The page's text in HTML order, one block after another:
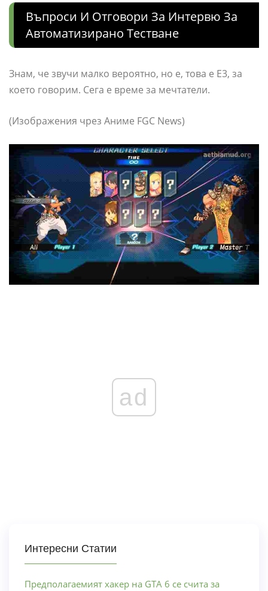
Въпроси И Отговори За Интервю За
Автоматизирано Тестване
Знам, че звучи малко вероятно, но е, това е E3, за
което говорим. Сега е време за мечтатели.
(Изображения чрез Аниме FGC News)
ad
Интересни Статии
Предполагаемият хакер на GTA 6 се счита за